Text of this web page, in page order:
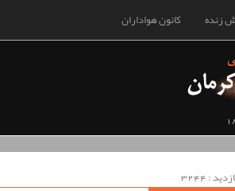
کانون هواداران زنده